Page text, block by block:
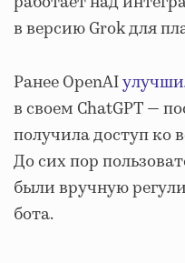
в версию Grok для
Ранее OpenAI
в своем ChatGPT —
получила доступ ко
До сих пор
были вручную
бота.